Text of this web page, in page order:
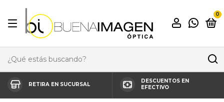
0
RETIRA EN SUCURSAL
DESCUENTOS EN
EFECTIVO